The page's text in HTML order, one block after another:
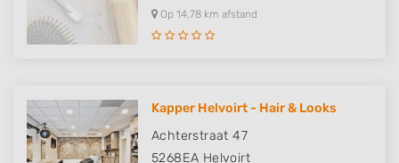
Op 14,78 km afstand
Kapper Helvoirt - Hair & Looks
Achterstraat 47
5268EA Helvoirt